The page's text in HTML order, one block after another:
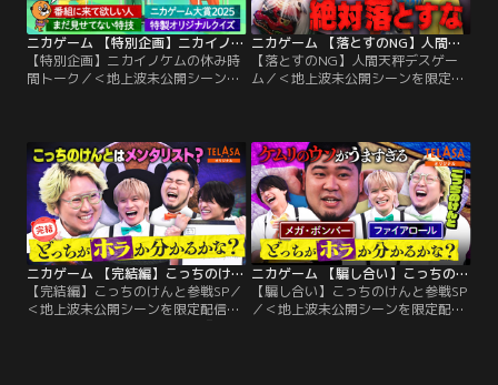
ニカゲーム 【特別企画】ニカイノケムの休み時間トーク
【特別企画】ニカイノケムの休み時
間トーク／＜地上波未公開シーンを
ロマン松井ケムリが挑む！！ひらめ
き教育デスゲーム▼今回のTELASA
は特別企画！ニカイノケムの月1近
況報告会をお届け。2025myベスト
ニカゲーム賞は？今後ニカゲームに
生かせる特技は？
ニカゲーム 【落とすのNG】人間天秤デスゲーム
【落とすのNG】人間天秤デスゲー
ム／＜地上波未公開シーンを限定配
ン松井ケムリが挑む！！ひらめき教
育デスゲーム▼二階堂・猪俣がそれ
ぞれ持つ“物”の重さを一致させる！
ただし一度持ったら二度と手放せな
いルール。
ニカゲーム 【完結編】こっちのけんと参戦SP
【完結編】こっちのけんと参戦SP／
＜地上波未公開シーンを限定配信！
ニカゲーム 【騙し合い】こっちのけんと参戦SP
【騙し合い】こっちのけんと参戦SP
／＜地上波未公開シーンを限定配